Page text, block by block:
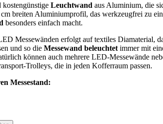
Leuchtwand aus Aluminium, die
cm breiten Aluminiumprofil, das werkzeugfrei zu
besonders einfach macht.
Messewänden erfolgt auf textiles Diamaterial,
und so die Messewand beleuchtet immer mit
können auch mehrere LED-Messewände
Trolleys, die in jeden Kofferraum passen.
Messestand: